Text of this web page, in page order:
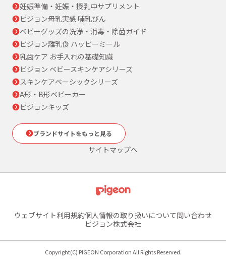
妊娠準備・妊娠・授乳中サプリメント
ピジョン母乳実感 哺乳びん
ベビーグッズの洗浄・消毒・除菌ガイド
ピジョン離乳食 ハッピーミール
乳歯ケア お手入れの基礎知識
ピジョン ベビースキンケアシリーズ
スキンケアベーシックシリーズ
A形・B形ベビーカー
ピジョンキッズ
ブランドサイトをもっと見る
サイトマップへ
ウェブサイト利用規約個人情報の取り扱いについて問い合わせ
ピジョン株式会社
Copyright(C) PIGEON Corporation All Rights Reserved.